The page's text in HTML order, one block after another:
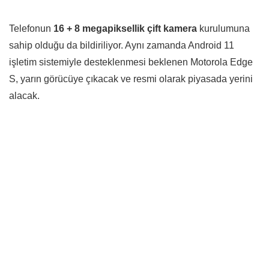
Telefonun 16 + 8 megapiksellik çift kamera kurulumuna
sahip olduğu da bildiriliyor. Aynı zamanda Android 11
işletim sistemiyle desteklenmesi beklenen Motorola Edge
S, yarın görücüye çıkacak ve resmi olarak piyasada yerini
alacak.